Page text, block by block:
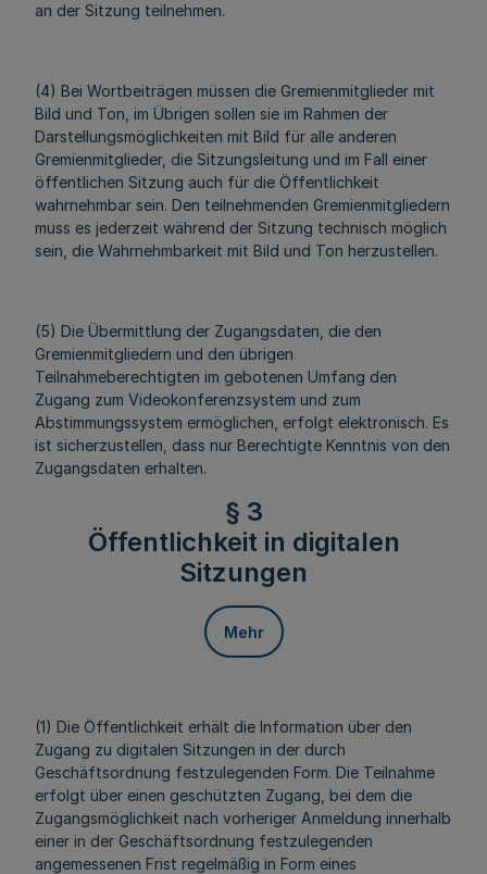
an der Sitzung teilnehmen.
(4) Bei Wortbeiträgen müssen die Gremienmitglieder mit
Bild und Ton, im Übrigen sollen sie im Rahmen der
Darstellungsmöglichkeiten mit Bild für alle anderen
Gremienmitglieder, die Sitzungsleitung und im Fall einer
öffentlichen Sitzung auch für die Öffentlichkeit
wahrnehmbar sein. Den teilnehmenden Gremienmitgliedern
muss es jederzeit während der Sitzung technisch möglich
sein, die Wahrnehmbarkeit mit Bild und Ton herzustellen.
(5) Die Übermittlung der Zugangsdaten, die den
Gremienmitgliedern und den übrigen
Teilnahmeberechtigten im gebotenen Umfang den
Zugang zum Videokonferenzsystem und zum
Abstimmungssystem ermöglichen, erfolgt elektronisch. Es
ist sicherzustellen, dass nur Berechtigte Kenntnis von den
Zugangsdaten erhalten.
§ 3
Öffentlichkeit in digitalen
Sitzungen
Mehr
(1) Die Öffentlichkeit erhält die Information über den
Zugang zu digitalen Sitzungen in der durch
Geschäftsordnung festzulegenden Form. Die Teilnahme
erfolgt über einen geschützten Zugang, bei dem die
Zugangsmöglichkeit nach vorheriger Anmeldung innerhalb
einer in der Geschäftsordnung festzulegenden
angemessenen Frist regelmäßig in Form eines